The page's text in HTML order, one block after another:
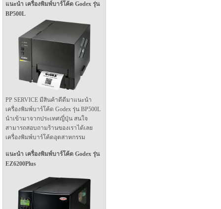
แนะนำ เครื่องพิมพ์บาร์โค้ด Godex รุ่น
BP500L
PP SERVICE มีสินค้าดีดีมาแนะนำ
เครื่องพิมพ์บาร์โค้ด Godex รุ่น BP500L
นำเข้ามาจากประเทศญี่ปุ่น สนใจ
สามารถสอบถามร้านของเราได้เลย
เครื่องพิมพ์บาร์โค้ดอุตสาหกรรม
แนะนำ เครื่องพิมพ์บาร์โค้ด Godex รุ่น
EZ6200Plus